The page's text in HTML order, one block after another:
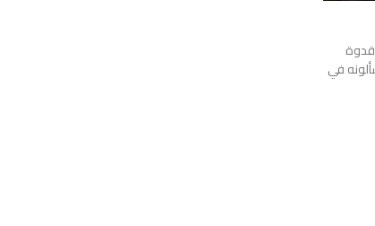
في